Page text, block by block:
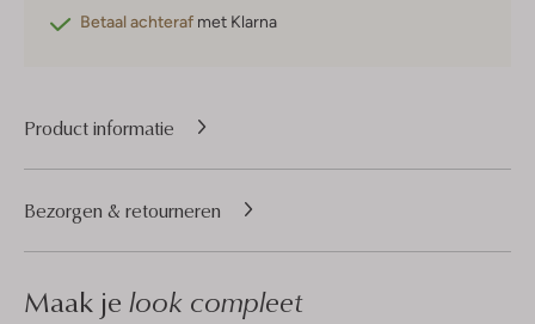
Betaal achteraf met Klarna
Product informatie
Bezorgen & retourneren
Maak je look compleet